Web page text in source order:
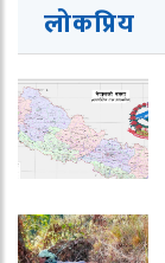
लोकप्रिय